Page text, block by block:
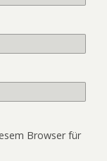
Browser für